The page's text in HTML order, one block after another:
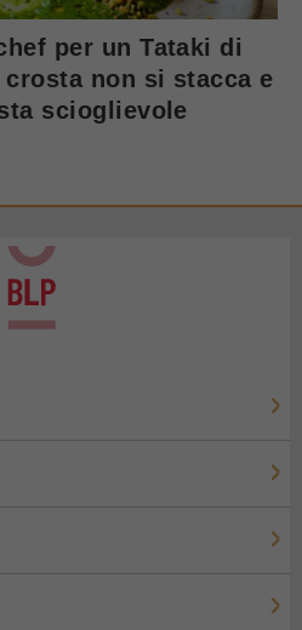
per un Tataki di
non si stacca e
scioglievole